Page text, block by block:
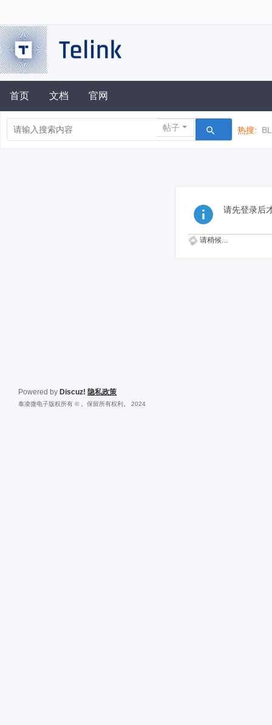
首页 文档 官网
帖子 热搜:
请先登录后
请稍候...
Powered by Discuz! 隐私政策
泰凌微电子版权所有 © 。保留所有权利。 2024